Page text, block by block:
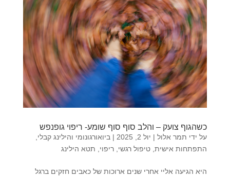
כשהגוף צועק – והלב סוף סוף שומע- ריפוי גופנפש
על ידי תמר אלול| יול 2, 2025 | ביואורגונומי והילינג קבלי,
התפתחות אישית, טיפול רגשי, ריפוי, תטא הילינג
היא הגיעה אליי אחרי שנים ארוכות של כאבים חזקים ברגל